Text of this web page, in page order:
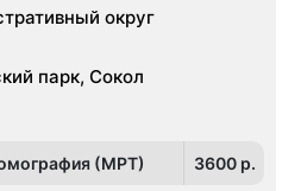
округ
парк, Сокол
(МРТ) 3600 p.